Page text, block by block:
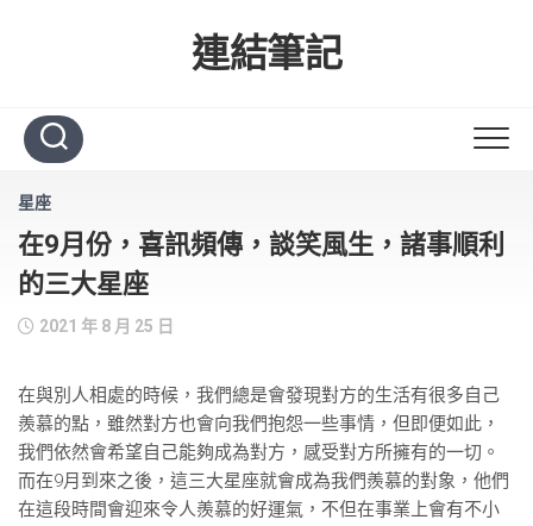
連結筆記
星座
在9月份，喜訊頻傳，談笑風生，諸事順利
的三大星座
2021 年 8 月 25 日
在與別人相處的時候，我們總是會發現對方的生活有很多自己
羨慕的點，雖然對方也會向我們抱怨一些事情，但即便如此，
我們依然會希望自己能夠成為對方，感受對方所擁有的一切。
而在9月到來之後，這三大星座就會成為我們羨慕的對象，他們
在這段時間會迎來令人羨慕的好運氣，不但在事業上會有不小